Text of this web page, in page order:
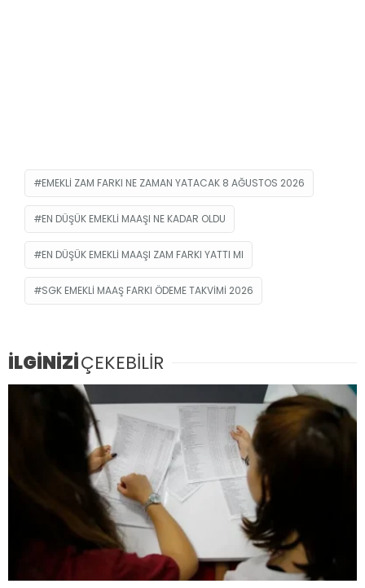
EMEKLI ZAM FARKI NE ZAMAN YATACAK 8 AĞUSTOS 2026
EN DÜŞÜK EMEKLI MAAŞI NE KADAR OLDU
EN DÜŞÜK EMEKLI MAAŞI ZAM FARKI YATTI MI
SGK EMEKLI MAAŞ FARKI ÖDEME TAKVIMI 2026
İLGİNİZİÇEKEBİLİR